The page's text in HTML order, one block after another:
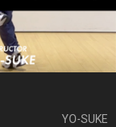
YO-SUKE